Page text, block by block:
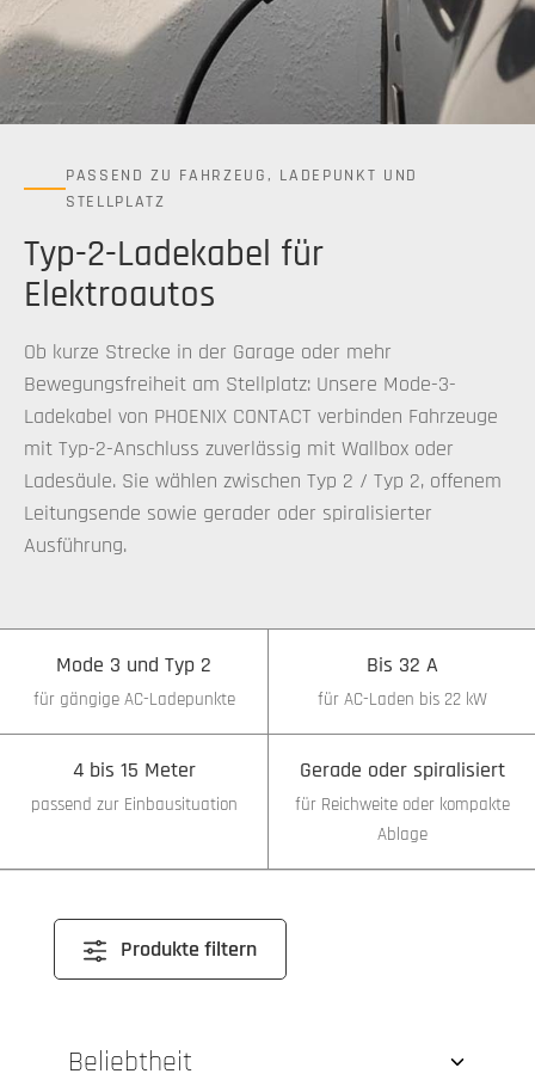
PASSEND ZU FAHRZEUG, LADEPUNKT UND
STELLPLATZ
Typ-2-Ladekabel für
Elektroautos
Ob kurze Strecke in der Garage oder mehr
Bewegungsfreiheit am Stellplatz: Unsere Mode-3-
Ladekabel von PHOENIX CONTACT verbinden Fahrzeuge
mit Typ-2-Anschluss zuverlässig mit Wallbox oder
Ladesäule. Sie wählen zwischen Typ 2 / Typ 2, offenem
Leitungsende sowie gerader oder spiralisierter
Ausführung.
Mode 3 und Typ 2
für gängige AC-Ladepunkte
Bis 32 A
für AC-Laden bis 22 kW
4 bis 15 Meter
passend zur Einbausituation
Gerade oder spiralisiert
für Reichweite oder kompakte
Ablage
Produkte filtern